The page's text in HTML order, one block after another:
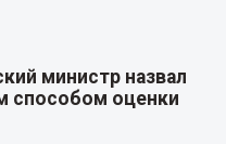
министр назвал
способом оценки